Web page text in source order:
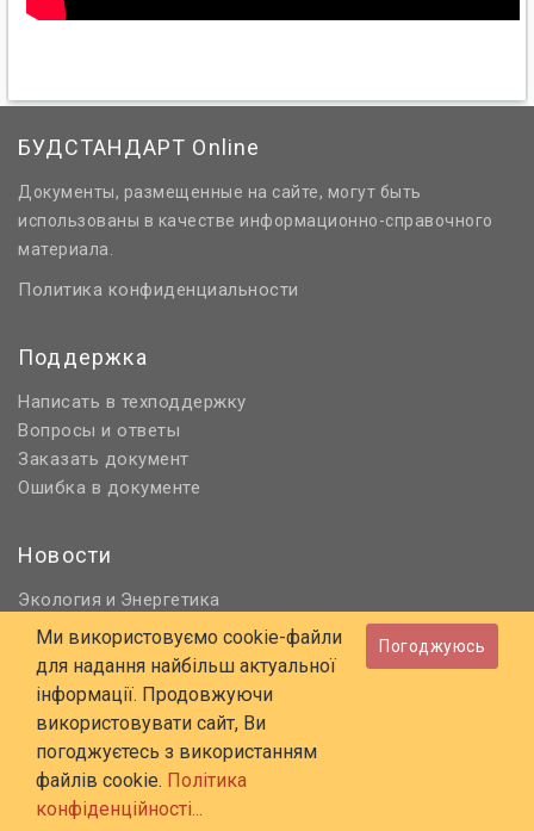
БУДСТАНДАРТ Online
Документы, размещенные на сайте, могут быть
использованы в качестве информационно-справочного
материала.
Политика конфиденциальности
Поддержка
Написать в техподдержку
Вопросы и ответы
Заказать документ
Ошибка в документе
Новости
Экология и Энергетика
Нормативное регулирование
Строительство и проектирование
Охрана труда и ПБ
© 2006 - 2026 Все права защищены
E-mail:
online@budstandart.com
Ми використовуємо cookie-файли
для надання найбільш актуальної
інформації. Продовжуючи
використовувати сайт, Ви
погоджуєтесь з використанням
файлів cookie. Політика
конфіденційності...
Погоджуюсь